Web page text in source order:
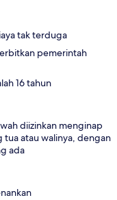
tak terduga
pemerintah
16 tahun
diizinkan menginap
tua atau walinya, dengan
ada